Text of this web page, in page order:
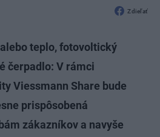
Zdieľať
teplo, fotovoltický
čerpadlo: V rámci
Viessmann Share bude
prispôsobená
zákazníkov a navyše